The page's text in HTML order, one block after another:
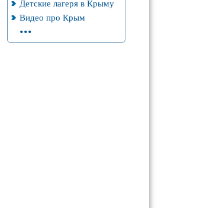
Детские лагеря в Крыму
Видео про Крым
...